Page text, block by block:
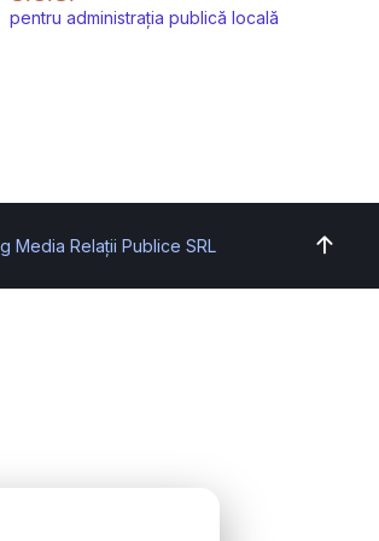
pentru administrația publică locală
Media Relații Publice SRL